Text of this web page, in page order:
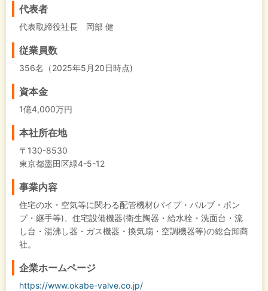
代表者
代表取締役社長 岡部 健
従業員数
356名（2025年5月20日時点)
資本金
1億4,000万円
本社所在地
〒130-8530
東京都墨田区緑4-5-12
事業内容
住宅の水・空気等に関わる配管機材(パイプ・バルブ・ポン
プ・継手等)、住宅設備機器(衛生陶器・給水栓・洗面台・流
し台・湯沸し器・ガス機器・換気扇・空調機器等)の総合卸商
社。
企業ホームページ
https://www.okabe-valve.co.jp/